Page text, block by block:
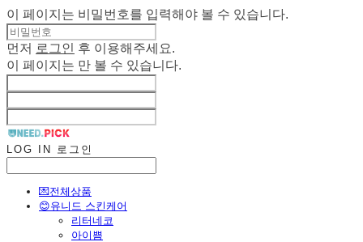
이 페이지는 비밀번호를 입력해야 볼 수 있습니다.
먼저 로그인
후 이용해주세요.
이 페이지는 만 볼 수 있습니다.
LOG IN 로그인
💌전체상품
😊유니드 스킨케어
리터네코
아이쁨